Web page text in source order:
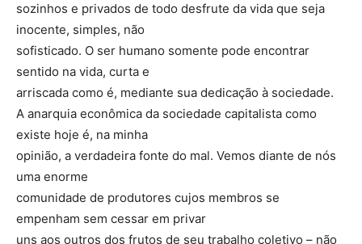
sozinhos e privados de todo desfrute da vida que seja
inocente, simples, não
sofisticado. O ser humano somente pode encontrar
sentido na vida, curta e
arriscada como é, mediante sua dedicação à sociedade.
A anarquia econômica da sociedade capitalista como
existe hoje é, na minha
opinião, a verdadeira fonte do mal. Vemos diante de nós
uma enorme
comunidade de produtores cujos membros se
empenham sem cessar em privar
uns aos outros dos frutos de seu trabalho coletivo – não